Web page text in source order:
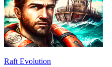
Raft Evolution